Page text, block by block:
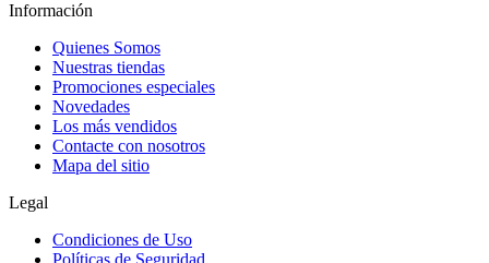
Información
Quienes Somos
Nuestras tiendas
Promociones especiales
Novedades
Los más vendidos
Contacte con nosotros
Mapa del sitio
Legal
Condiciones de Uso